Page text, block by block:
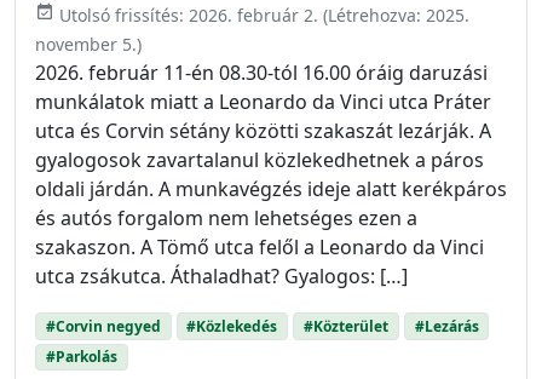
event_available Utolsó frissítés: 2026. február 2. (Létrehozva: 2025.
november 5.)
2026. február 11-én 08.30-tól 16.00 óráig daruzási
munkálatok miatt a Leonardo da Vinci utca Práter
utca és Corvin sétány közötti szakaszát lezárják. A
gyalogosok zavartalanul közlekedhetnek a páros
oldali járdán. A munkavégzés ideje alatt kerékpáros
és autós forgalom nem lehetséges ezen a
szakaszon. A Tömő utca felől a Leonardo da Vinci
utca zsákutca. Áthaladhat? Gyalogos: […]
#Corvin negyed #Közlekedés #Közterület
#Lezárás
#Parkolás